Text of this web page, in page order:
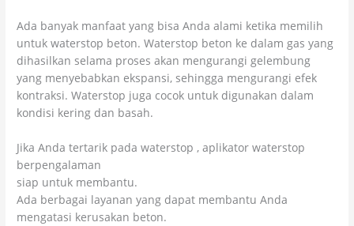
Ada banyak manfaat yang bisa Anda alami ketika memilih
untuk waterstop beton. Waterstop beton ke dalam gas yang
dihasilkan selama proses akan mengurangi gelembung
yang menyebabkan ekspansi, sehingga mengurangi efek
kontraksi. Waterstop juga cocok untuk digunakan dalam
kondisi kering dan basah.
Jika Anda tertarik pada waterstop , aplikator waterstop
berpengalaman
siap untuk membantu.
Ada berbagai layanan yang dapat membantu Anda
mengatasi kerusakan beton.